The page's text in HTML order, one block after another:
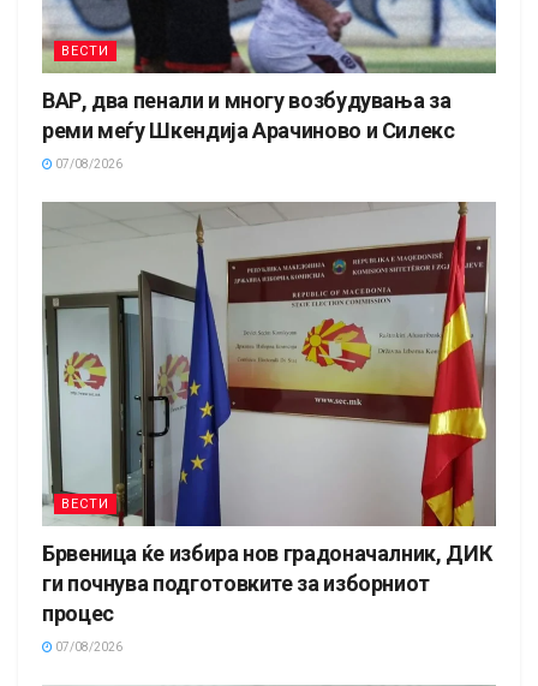
ВЕСТИ
ВАР, два пенали и многу возбудувања за
реми меѓу Шкендија Арачиново и Силекс
07/08/2026
ВЕСТИ
Брвеница ќе избира нов градоначалник, ДИК
ги почнува подготовките за изборниот
процес
07/08/2026